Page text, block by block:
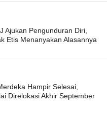
Ajukan Pengunduran Diri,
Etis Menanyakan Alasannya
Hampir Selesai,
Direlokasi Akhir September